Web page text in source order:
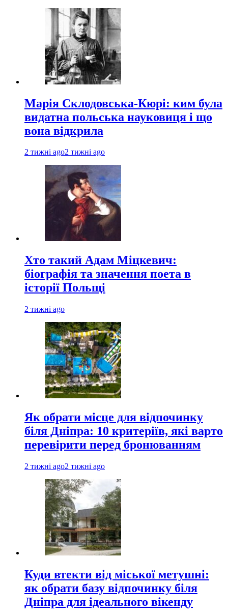
Марія Склодовська-Кюрі: ким була
видатна польська науковиця і що
вона відкрила
2 тижні ago2 тижні ago
Хто такий Адам Міцкевич:
біографія та значення поета в
історії Польщі
2 тижні ago
Як обрати місце для відпочинку
біля Дніпра: 10 критеріїв, які варто
перевірити перед бронюванням
2 тижні ago2 тижні ago
Куди втекти від міської метушні:
як обрати базу відпочинку біля
Дніпра для ідеального вікенду